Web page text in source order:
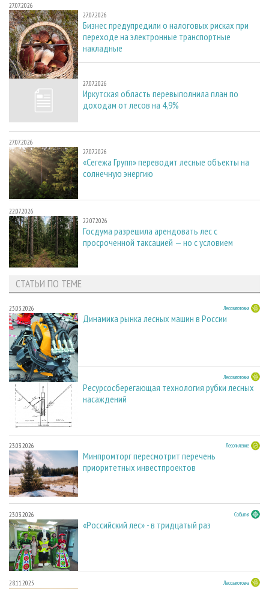
27.07.2026
27.07.2026
Бизнес предупредили о налоговых рисках при
переходе на электронные транспортные
накладные
27.07.2026
27.07.2026
Иркутская область перевыполнила план по
доходам от лесов на 4,9%
27.07.2026
27.07.2026
«Сегежа Групп» переводит лесные объекты на
солнечную энергию
22.07.2026
22.07.2026
Госдума разрешила арендовать лес с
просроченной таксацией — но с условием
СТАТЬИ ПО ТЕМЕ
23.03.2026 Лесозаготовка
Динамика рынка лесных машин в России
23.03.2026 Лесозаготовка
Ресурсосберегающая технология рубки лесных
насаждений
23.03.2026 Лесопиление
Минпромторг пересмотрит перечень
приоритетных инвестпроектов
23.03.2026 События
«Российский лес» - в тридцатый раз
28.11.2025 Лесозаготовка